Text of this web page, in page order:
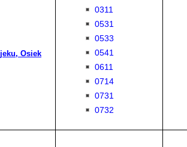
Osiek
0311
0531
0533
0541
0611
0714
0731
0732